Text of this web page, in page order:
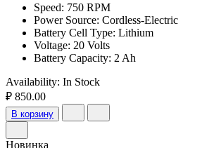
Speed: 750 RPM
Power Source: Cordless-Electric
Battery Cell Type: Lithium
Voltage: 20 Volts
Battery Capacity: 2 Ah
Availability: In Stock
₽ 850.00
В корзину
Новинка